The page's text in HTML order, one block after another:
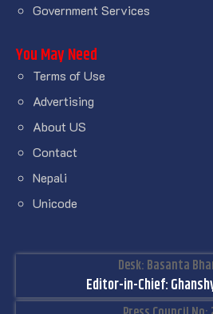
Government Services
You May Need
Terms of Use
Advertising
About US
Contact
Nepali
Unicode
Desk: Basanta
Editor-in-Chief: